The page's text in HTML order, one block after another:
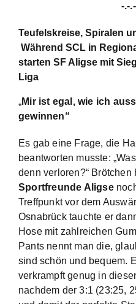
-.-
Teufelskreise, Spiralen
Während SCL in
starten SF Aligse mit
Liga
„Mir ist egal, wie ich
gewinnen“
Es gab eine Frage, die
beantworten musste:
denn verloren?“ Brötchen
Sportfreunde Aligse
Treffpunkt vor dem
Osnabrück tauchte er
Hose mit zahlreichen
Pants nennt man die,
sind schön und bequem.
verkrampft genug in
nachdem der 3:1 (23:25,